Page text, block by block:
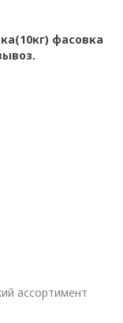
фасовка
ассортимент